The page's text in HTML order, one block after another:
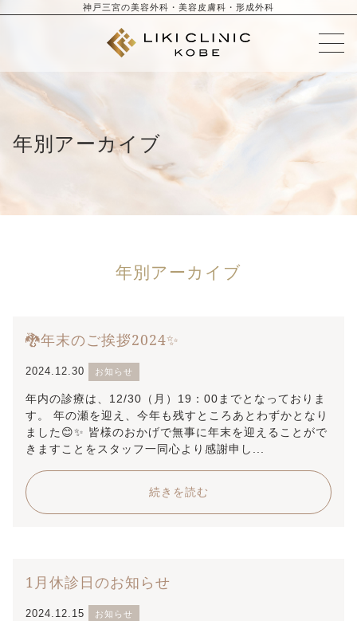
神戸三宮の美容外科・美容皮膚科・形成外科
年別アーカイブ
年別アーカイブ
🐉年末のご挨拶2024✨
2024.12.30 お知らせ
年内の診療は、12/30（月）19：00までとなっておりま
す。 年の瀬を迎え、今年も残すところあとわずかとなり
ました😊✨ 皆様のおかげで無事に年末を迎えることがで
きますことをスタッフ一同心より感謝申し...
続きを読む
1月休診日のお知らせ
2024.12.15 お知らせ